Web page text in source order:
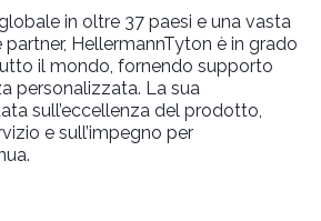
in oltre 37 paesi e una vasta
HellermannTyton è in grado
il mondo, fornendo supporto
personalizzata. La sua
sull’eccellenza del prodotto,
e sull’impegno per